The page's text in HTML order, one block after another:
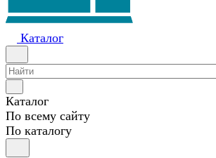
Каталог
Каталог
По всему сайту
По каталогу